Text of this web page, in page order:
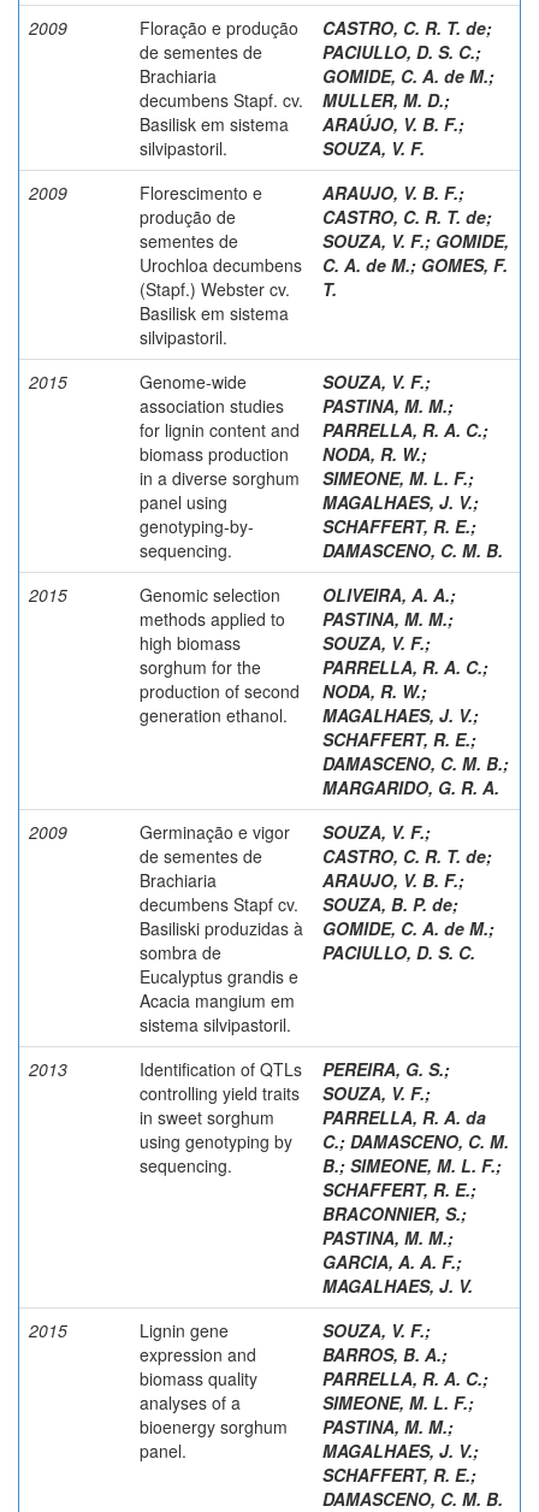
2009
Floração e produção
de sementes de
Brachiaria
decumbens Stapf. cv.
Basilisk em sistema
silvipastoril.
CASTRO, C. R. T. de;
PACIULLO, D. S. C.;
GOMIDE, C. A. de M.;
MULLER, M. D.;
ARAÚJO, V. B. F.;
SOUZA, V. F.
2009
Florescimento e
produção de
sementes de
Urochloa decumbens
(Stapf.) Webster cv.
Basilisk em sistema
silvipastoril.
ARAUJO, V. B. F.;
CASTRO, C. R. T. de;
SOUZA, V. F.; GOMIDE,
C. A. de M.; GOMES, F.
T.
2015
Genome-wide
association studies
for lignin content and
biomass production
in a diverse sorghum
panel using
genotyping-by-
sequencing.
SOUZA, V. F.;
PASTINA, M. M.;
PARRELLA, R. A. C.;
NODA, R. W.;
SIMEONE, M. L. F.;
MAGALHAES, J. V.;
SCHAFFERT, R. E.;
DAMASCENO, C. M. B.
2015
Genomic selection
methods applied to
high biomass
sorghum for the
production of second
generation ethanol.
OLIVEIRA, A. A.;
PASTINA, M. M.;
SOUZA, V. F.;
PARRELLA, R. A. C.;
NODA, R. W.;
MAGALHAES, J. V.;
SCHAFFERT, R. E.;
DAMASCENO, C. M. B.;
MARGARIDO, G. R. A.
2009
Germinação e vigor
de sementes de
Brachiaria
decumbens Stapf cv.
Basiliski produzidas à
sombra de
Eucalyptus grandis e
Acacia mangium em
sistema silvipastoril.
SOUZA, V. F.;
CASTRO, C. R. T. de;
ARAUJO, V. B. F.;
SOUZA, B. P. de;
GOMIDE, C. A. de M.;
PACIULLO, D. S. C.
2013
Identification of QTLs
controlling yield traits
in sweet sorghum
using genotyping by
sequencing.
PEREIRA, G. S.;
SOUZA, V. F.;
PARRELLA, R. A. da
C.; DAMASCENO, C. M.
B.; SIMEONE, M. L. F.;
SCHAFFERT, R. E.;
BRACONNIER, S.;
PASTINA, M. M.;
GARCIA, A. A. F.;
MAGALHAES, J. V.
2015
Lignin gene
expression and
biomass quality
analyses of a
bioenergy sorghum
panel.
SOUZA, V. F.;
BARROS, B. A.;
PARRELLA, R. A. C.;
SIMEONE, M. L. F.;
PASTINA, M. M.;
MAGALHAES, J. V.;
SCHAFFERT, R. E.;
DAMASCENO, C. M. B.